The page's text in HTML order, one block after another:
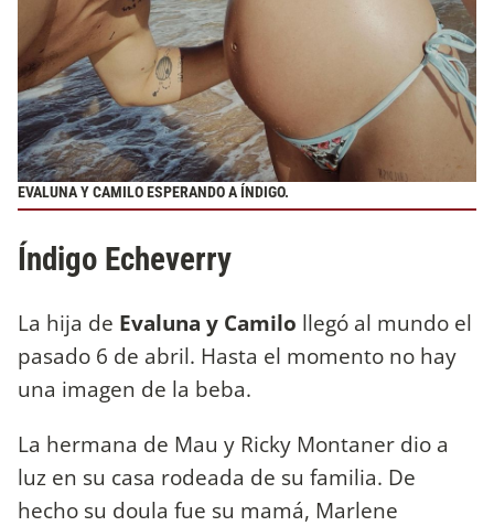
EVALUNA Y CAMILO ESPERANDO A ÍNDIGO.
Índigo Echeverry
La hija de Evaluna y Camilo llegó al mundo el
pasado 6 de abril. Hasta el momento no hay
una imagen de la beba.
La hermana de Mau y Ricky Montaner dio a
luz en su casa rodeada de su familia. De
hecho su doula fue su mamá, Marlene